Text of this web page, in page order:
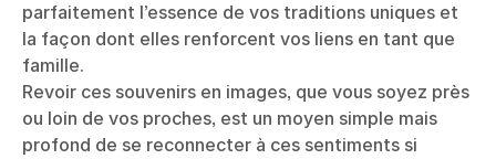
parfaitement l’essence de vos traditions uniques et
la façon dont elles renforcent vos liens en tant que
famille.
Revoir ces souvenirs en images, que vous soyez près
ou loin de vos proches, est un moyen simple mais
profond de se reconnecter à ces sentiments si